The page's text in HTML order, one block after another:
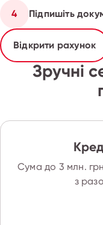
4 Підпишіть
Відкрити рахунок
Зручні
Сума до 3 млн.
з